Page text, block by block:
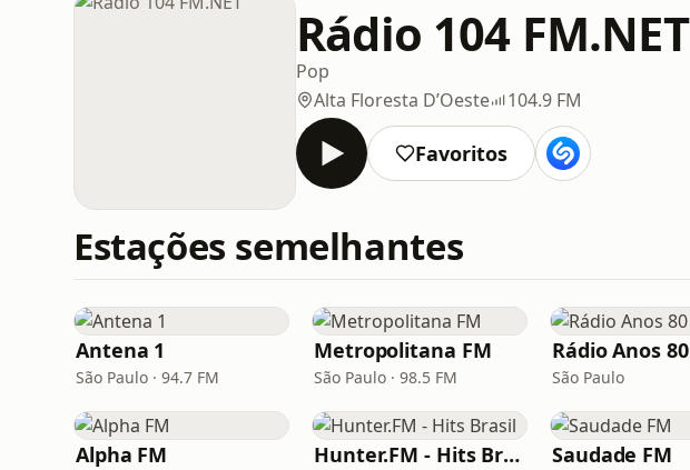
Rádio 104 FM.NET
Pop
Alta Floresta D’Oeste
104.9 FM
Favoritos
Estações semelhantes
Antena 1
São Paulo · 94.7 FM
Metropolitana FM
São Paulo · 98.5 FM
Rádio Anos 80
São Paulo
Alpha FM Hunter.FM - Hits Brasil Saudade FM